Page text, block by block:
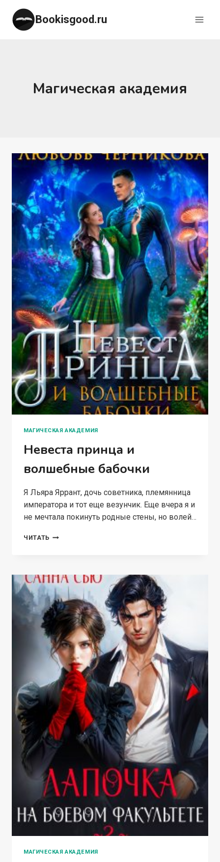
Перейти
содержимому
Bookisgood.ru
Магическая академия
МАГИЧЕСКАЯ АКАДЕМИЯ
Невеста принца и
волшебные бабочки
Я Льяра Яррант, дочь советника, племянница
императора и тот еще везунчик. Еще вчера я и
не мечтала покинуть родные стены, но волей…
ЧИТАТЬ НЕВЕСТА
БАБОЧКИ
МАГИЧЕСКАЯ АКАДЕМИЯ